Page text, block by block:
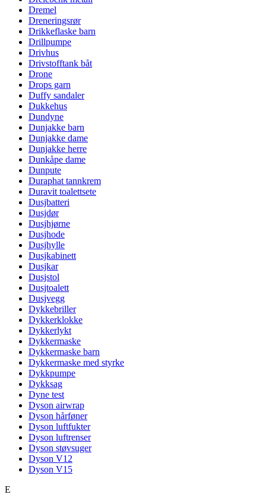
Dremel
Dreneringsrør
Drikkeflaske barn
Drillpumpe
Drivhus
Drivstofftank båt
Drone
Drops garn
Duffy sandaler
Dukkehus
Dundyne
Dunjakke barn
Dunjakke dame
Dunjakke herre
Dunkåpe dame
Dunpute
Duraphat tannkrem
Duravit toalettsete
Dusjbatteri
Dusjdør
Dusjhjørne
Dusjhode
Dusjhylle
Dusjkabinett
Dusjkar
Dusjstol
Dusjtoalett
Dusjvegg
Dykkebriller
Dykkerklokke
Dykkerlykt
Dykkermaske
Dykkermaske barn
Dykkermaske med styrke
Dykkpumpe
Dykksag
Dyne test
Dyson airwrap
Dyson hårføner
Dyson luftfukter
Dyson luftrenser
Dyson støvsuger
Dyson V12
Dyson V15
E